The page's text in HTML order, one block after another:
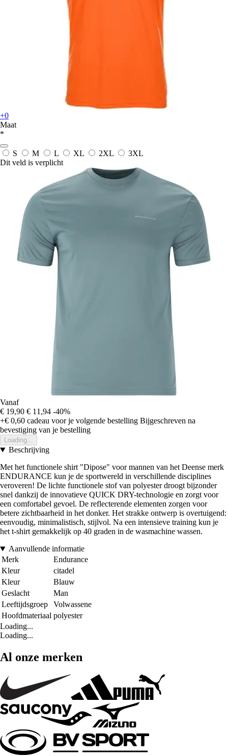
+0
Maat
*
S M L XL 2XL
3XL
Dit veld is verplicht
Vanaf
€ 19,90 € 11,94 -40%
+€ 0,60 cadeau voor je volgende bestelling Bijgeschreven na
bevestiging van je bestelling
Loading...
Beschrijving
Met het functionele shirt "Dipose" voor mannen van het Deense merk
ENDURANCE kun je de sportwereld in verschillende disciplines
veroveren! De lichte functionele stof van polyester droogt bijzonder
snel dankzij de innovatieve QUICK DRY-technologie en zorgt voor
een comfortabel gevoel. De reflecterende elementen zorgen voor
betere zichtbaarheid in het donker. Het strakke ontwerp is overtuigend:
eenvoudig, minimalistisch, stijlvol. Na een intensieve training kun je
het t-shirt gemakkelijk op 40 graden in de wasmachine wassen.
Aanvullende informatie
Merk
Endurance
Kleur
citadel
Kleur
Blauw
Geslacht
Man
Leeftijdsgroep
Volwassene
Hoofdmateriaal polyester
Loading...
Loading...
Al onze merken